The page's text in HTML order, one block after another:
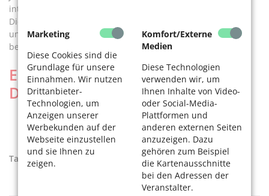
Marketing
Diese Cookies sind die
Grundlage für unsere
Einnahmen. Wir nutzen
Drittanbieter-
Technologien, um
Anzeigen unserer
Werbekunden auf der
Webseite einzustellen
und sie Ihnen zu
zeigen.
Komfort/Externe
Medien
Diese Technologien
verwenden wir, um
Ihnen Inhalte von Video-
oder Social-Media-
Plattformen und
anderen externen Seiten
anzuzeigen. Dazu
gehören zum Beispiel
die Kartenausschnitte
bei den Adressen der
Veranstalter.
interessiert,sozial und verantwortungsbewusst verbringen.
Diese bunte Palette des Kölner Lebens wollen wir abbilden
und Sie, liebe Leserinnen und Leser, noch viele Jahre
begleiten.
Ergebnisse der Leserumfrage im
Detail
Tags: Arbeit der Redaktion